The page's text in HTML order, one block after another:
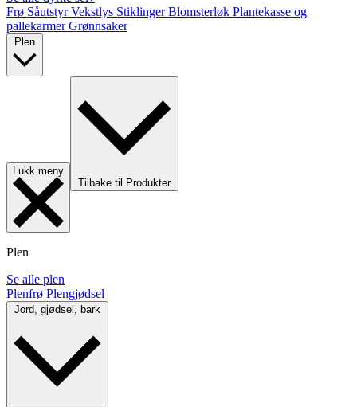
Frø SåutstyrVekstlys StiklingerBlomsterløk Plantekasse og
pallekarmerGrønnsaker
Lukk meny
Tilbake til Produkter
Plen
Se alle plen
Plenfrø Plengjødsel